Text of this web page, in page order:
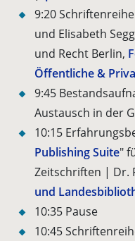
9:20
und Elisabeth
und Recht Berlin,
Öffentliche &
9:45
Austausch in der
10:15
Publishing Suite"
Zeitschriften | Dr.
und
10:35 Pause
10:45